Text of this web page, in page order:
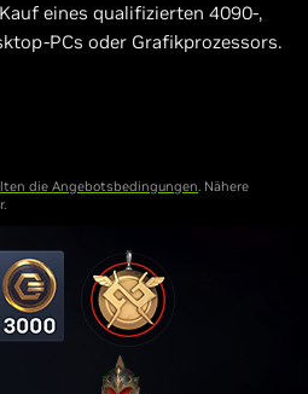
eines qualifizierten 4090-,
PCs oder Grafikprozessors.
die Angebotsbedingungen. Nähere